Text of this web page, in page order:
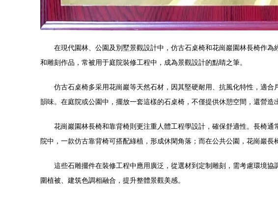
在現代園林、公園及別墅景觀設計中，仿古石桌椅和花崗巖園林長椅作
和雕刻作品，常被用于庭院裝修工程中，成為景觀設計的點睛之筆。
仿古石桌椅多采用花崗巖等天然石材，因其堅硬耐用、抗風化特性，適
韻味。在庭院或公園中，擺放一套這樣的石桌椅，不僅提供休憩空間，還營造
花崗巖園林長椅和靠背椅則更注重人體工程學設計，確保舒適性。長椅
院中，一款仿古靠背椅可搭配綠植，形成休閑角落；而在公共公園，花崗巖長
這些石雕擺件在裝修工程中應用廣泛，從選材到定制雕刻，需考慮環境
圍植被、建筑色調相融合，提升整體景觀美感。